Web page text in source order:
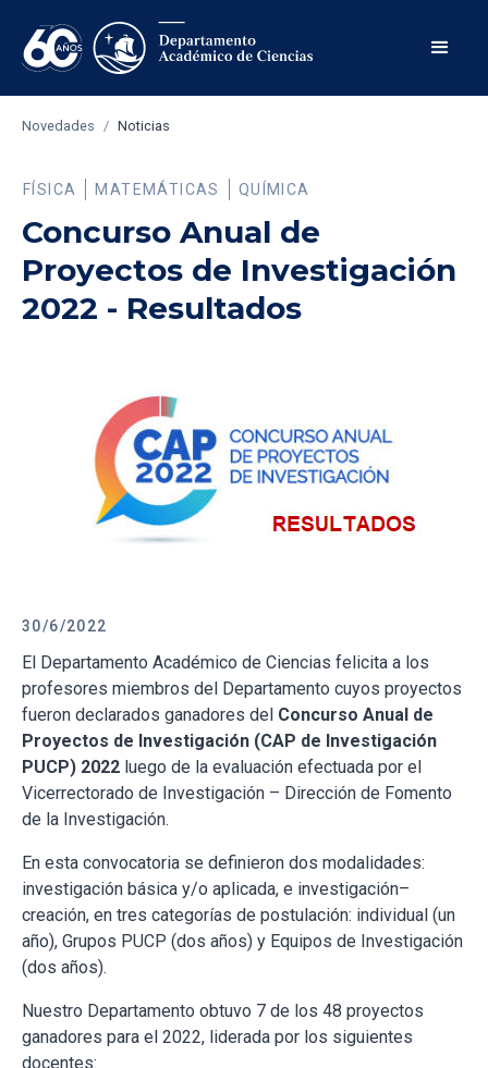
Novedades / Noticias
FÍSICA MATEMÁTICAS QUÍMICA
Concurso Anual de
Proyectos de Investigación
2022 - Resultados
30/6/2022
El Departamento Académico de Ciencias felicita a los
profesores miembros del Departamento cuyos proyectos
fueron declarados ganadores del Concurso Anual de
Proyectos de Investigación (CAP de Investigación
PUCP) 2022 luego de la evaluación efectuada por el
Vicerrectorado de Investigación – Dirección de Fomento
de la Investigación.
En esta convocatoria se definieron dos modalidades:
investigación básica y/o aplicada, e investigación–
creación, en tres categorías de postulación: individual (un
año), Grupos PUCP (dos años) y Equipos de Investigación
(dos años).
Nuestro Departamento obtuvo 7 de los 48 proyectos
ganadores para el 2022, liderada por los siguientes
docentes: